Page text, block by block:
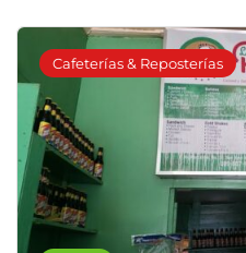
Cafeterías & Reposterías